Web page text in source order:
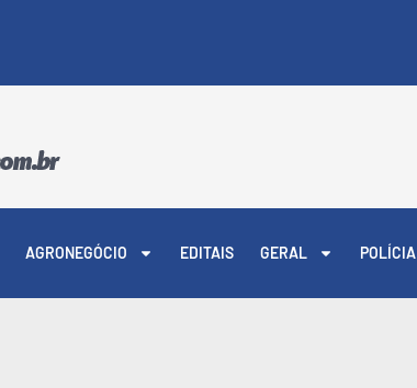
AGRONEGÓCIO EDITAIS GERAL POLÍCIA